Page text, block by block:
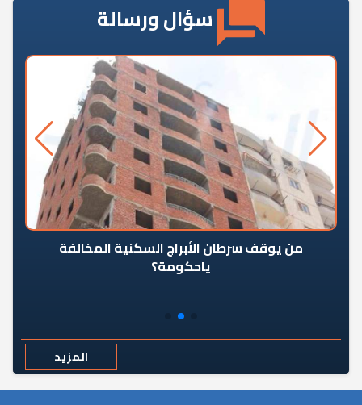
سؤال ورسالة
من يوقف سرطان الأبراج السكنية المخالفة
ياحكومة؟
المزيد